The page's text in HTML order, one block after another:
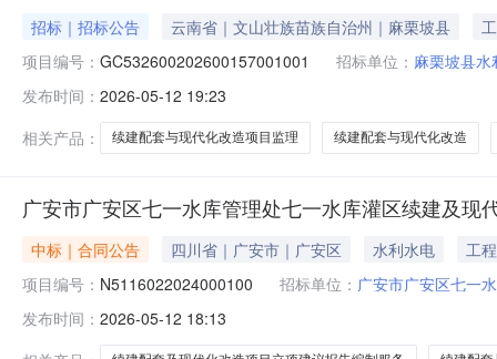
招标｜招标公告 云南省｜文山壮族苗族自治州｜麻栗坡县
项目编号： GC532600202600157001001 招标单位： 麻栗坡县
发布时间： 2026-05-12 19:23
相关产品：
续建配套与现代化改造项目监理 续建配套与现代化改造
广安市广安区七一水库管理处七一水库灌区续建及
中标｜合同公告 四川省｜广安市｜广安区 水利水电
工程
项目编号： N5116022024000100 招标单位： 广安市广安区七一
发布时间： 2026-05-12 18:13